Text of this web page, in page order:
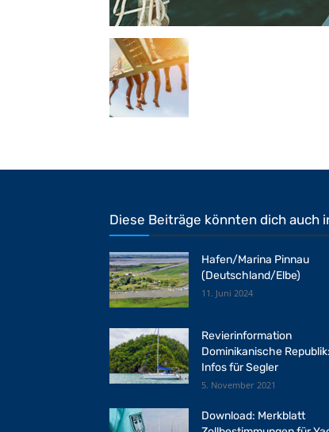
Diese Beiträge könnten dich auch
Hafen/Marina Pinnau
(Deutschland/Elbe)
11. Juni 2024
Revierinformation
Dominikanische
Infos für Segler
5. November 2021
Download: Merkblatt